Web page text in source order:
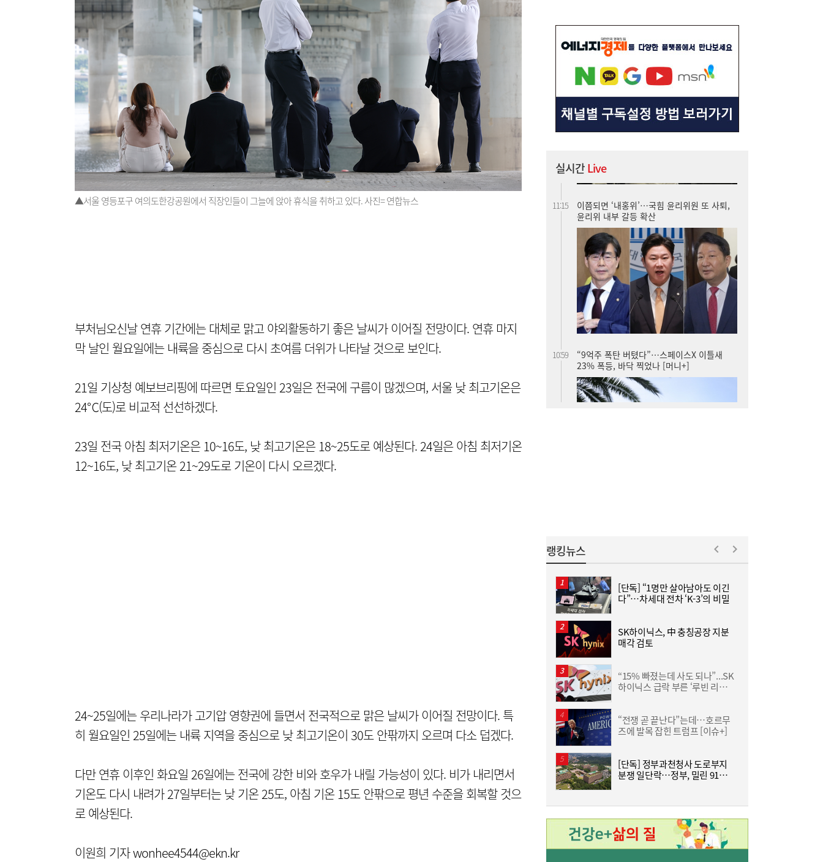
▲서울 영등포구 여의도한강공원에서 직장인들이 그늘에 앉아 휴식을 취하고 있다. 사진= 연합뉴스
부처님오신날 연휴 기간에는 대체로 맑고 야외활동하기 좋은 날씨가 이어질 전망이다. 연휴 마지
막 날인 월요일에는 내륙을 중심으로 다시 초여름 더위가 나타날 것으로 보인다.
21일 기상청 예보브리핑에 따르면 토요일인 23일은 전국에 구름이 많겠으며, 서울 낮 최고기온은
24℃(도)로 비교적 선선하겠다.
23일 전국 아침 최저기온은 10~16도, 낮 최고기온은 18~25도로 예상된다. 24일은 아침 최저기온
12~16도, 낮 최고기온 21~29도로 기온이 다시 오르겠다.
24~25일에는 우리나라가 고기압 영향권에 들면서 전국적으로 맑은 날씨가 이어질 전망이다. 특
히 월요일인 25일에는 내륙 지역을 중심으로 낮 최고기온이 30도 안팎까지 오르며 다소 덥겠다.
다만 연휴 이후인 화요일 26일에는 전국에 강한 비와 호우가 내릴 가능성이 있다. 비가 내리면서
기온도 다시 내려가 27일부터는 낮 기온 25도, 아침 기온 15도 안팎으로 평년 수준을 회복할 것으
로 예상된다.
이원희 기자 wonhee4544@ekn.kr
실시간Live
11:20
“역시 미국이 답”…코스피 폭락에 서학개미
‘대탈출’ [머니+]
윤리위 내부 갈등 확산
23% 폭등, 바닥 찍었나 [머니+]
09:10
가스공사 실적 상승에도 미수금 14조원…요
금 조정·지원 절실
08:00
[주말N게임] 24주년 맞은 장수게임 ‘라그나
로크 온라인’
랭킹뉴스
[단독] “1명만 살아남아도 이긴
다”…차세대 전차 ‘K-3’의 비밀
SK하이닉스, 中 충칭공장 지분
매각 검토
“15% 빠졌는데 사도 되나”...SK
하이닉스 급락 부른 ‘루빈 리스
“전쟁 곧 끝난다”는데…호르무
즈에 발목 잡힌 트럼프 [이슈+]
[단독] 정부과천청사 도로부지
분쟁 일단락…정부, 밀린 91억원